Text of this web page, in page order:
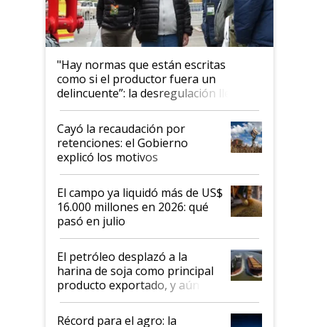
"Hay normas que están escritas
como si el productor fuera un
delincuente”: la desregulación llegó
al Congreso Aapresid y hasta se
habló del financiamiento al IPCVA
Cayó la recaudación por
retenciones: el Gobierno
explicó los motivos
El campo ya liquidó más de US$
16.000 millones en 2026: qué
pasó en julio
El petróleo desplazó a la
harina de soja como principal
producto exportado, y aún así
el agro aportó casi seis de cada
diez dólares y sostuvo el
Récord para el agro: la